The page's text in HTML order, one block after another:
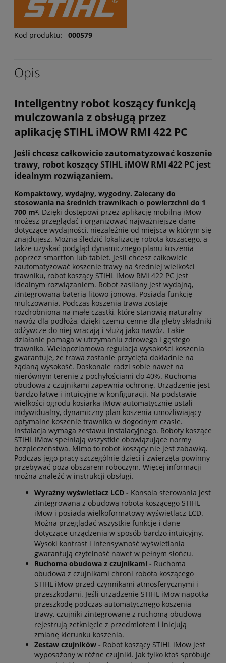
Kod produktu: 000579
Opis
Inteligentny robot koszący funkcją
mulczowania z obsługą przez
aplikację STIHL iMOW RMI 422 PC
Jeśli chcesz całkowicie zautomatyzować koszenie
trawy, robot koszący STIHL iMOW RMI 422 PC jest
idealnym rozwiązaniem.
Kompaktowy, wydajny, wygodny. Zalecany do
stosowania na średnich trawnikach o powierzchni do 1
700 m². Dzięki dostępowi przez aplikację mobilną iMow
możesz przeglądać i organizować najważniejsze dane
dotyczące wydajności, niezależnie od miejsca w którym się
znajdujesz. Można śledzić lokalizację robota koszącego, a
także uzyskać podgląd dynamicznego planu koszenia
poprzez smartfon lub tablet. Jeśli chcesz całkowicie
zautomatyzować koszenie trawy na średniej wielkości
trawniku, robot koszący STIHL iMow RMI 422 PC jest
idealnym rozwiązaniem. Robot zasilany jest wydajną,
zintegrowaną baterią litowo-jonową. Posiada funkcję
mulczowania. Podczas koszenia trawa zostaje
rozdrobniona na małe cząstki, które stanowią naturalny
nawóz dla podłoża, dzięki czemu cenne dla gleby składniki
odżywcze do niej wracają i służą jako nawóz. Takie
działanie pomaga w utrzymaniu zdrowego i gęstego
trawnika. Wielopoziomowa regulacja wysokości koszenia
gwarantuje, że trawa zostanie przycięta dokładnie na
żądaną wysokość. Doskonale radzi sobie nawet na
nierównym terenie z pochyłościami do 40%. Ruchoma
obudowa z czujnikami zapewnia ochronę. Urządzenie jest
bardzo łatwe i intuicyjne w konfiguracji. Na podstawie
wielkości ogrodu kosiarka iMow automatycznie ustali
indywidualny, dynamiczny plan koszenia umożliwiający
optymalne koszenie trawnika w dogodnym czasie.
Instalacja wymaga zestawu instalacyjnego. Roboty koszące
STIHL iMow spełniają wszystkie obowiązujące normy
bezpieczeństwa. Mimo to robot koszący nie jest zabawką.
Podczas jego pracy szczególnie dzieci i zwierzęta powinny
przebywać poza obszarem roboczym. Więcej informacji
można znaleźć w instrukcji obsługi.
Wyraźny wyświetlacz LCD - Konsola sterowania jest
zintegrowana z obudową robota koszącego STIHL
iMow i posiada wielkoformatowy wyświetlacz LCD.
Można przeglądać wszystkie funkcje i dane
dotyczące urządzenia w sposób bardzo intuicyjny.
Wysoki kontrast i intensywność wyświetlania
gwarantują czytelność nawet w pełnym słońcu.
Ruchoma obudowa z czujnikami - Ruchoma
obudowa z czujnikami chroni robota koszącego
STIHL iMow przed czynnikami atmosferycznymi i
przeszkodami. Jeśli urządzenie STIHL iMow napotka
przeszkodę podczas automatycznego koszenia
trawy, czujniki zintegrowane z ruchomą obudową
rejestrują zetknięcie z przedmiotem i inicjują
zmianę kierunku koszenia.
Zestaw czujników - Robot koszący STIHL iMow jest
wyposażony w różne czujniki. Jak tylko ktoś spróbuje